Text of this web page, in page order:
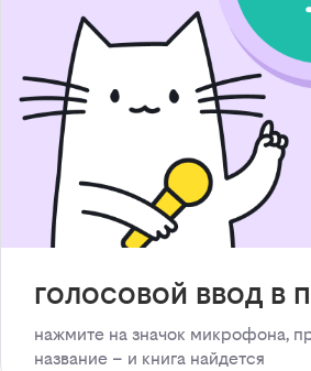
голосовой ввод в
нажмите на значок микрофона,
название – и книга найдется